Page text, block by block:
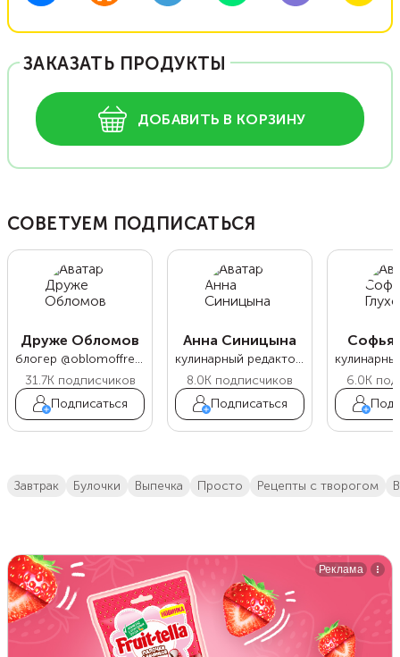
ЗАКАЗАТЬ ПРОДУКТЫ
ДОБАВИТЬ В КОРЗИНУ
СОВЕТУЕМ ПОДПИСАТЬСЯ
Друже Обломов
блогер @oblomoffrecipe
31.7Kподписчиков
Подписаться
Анна Синицына
кулинарный редактор Food.ru
8.0K подписчиков
Подписаться
Софья
6.0K
завтрак булочки выпечка просто Рецепты с творогом